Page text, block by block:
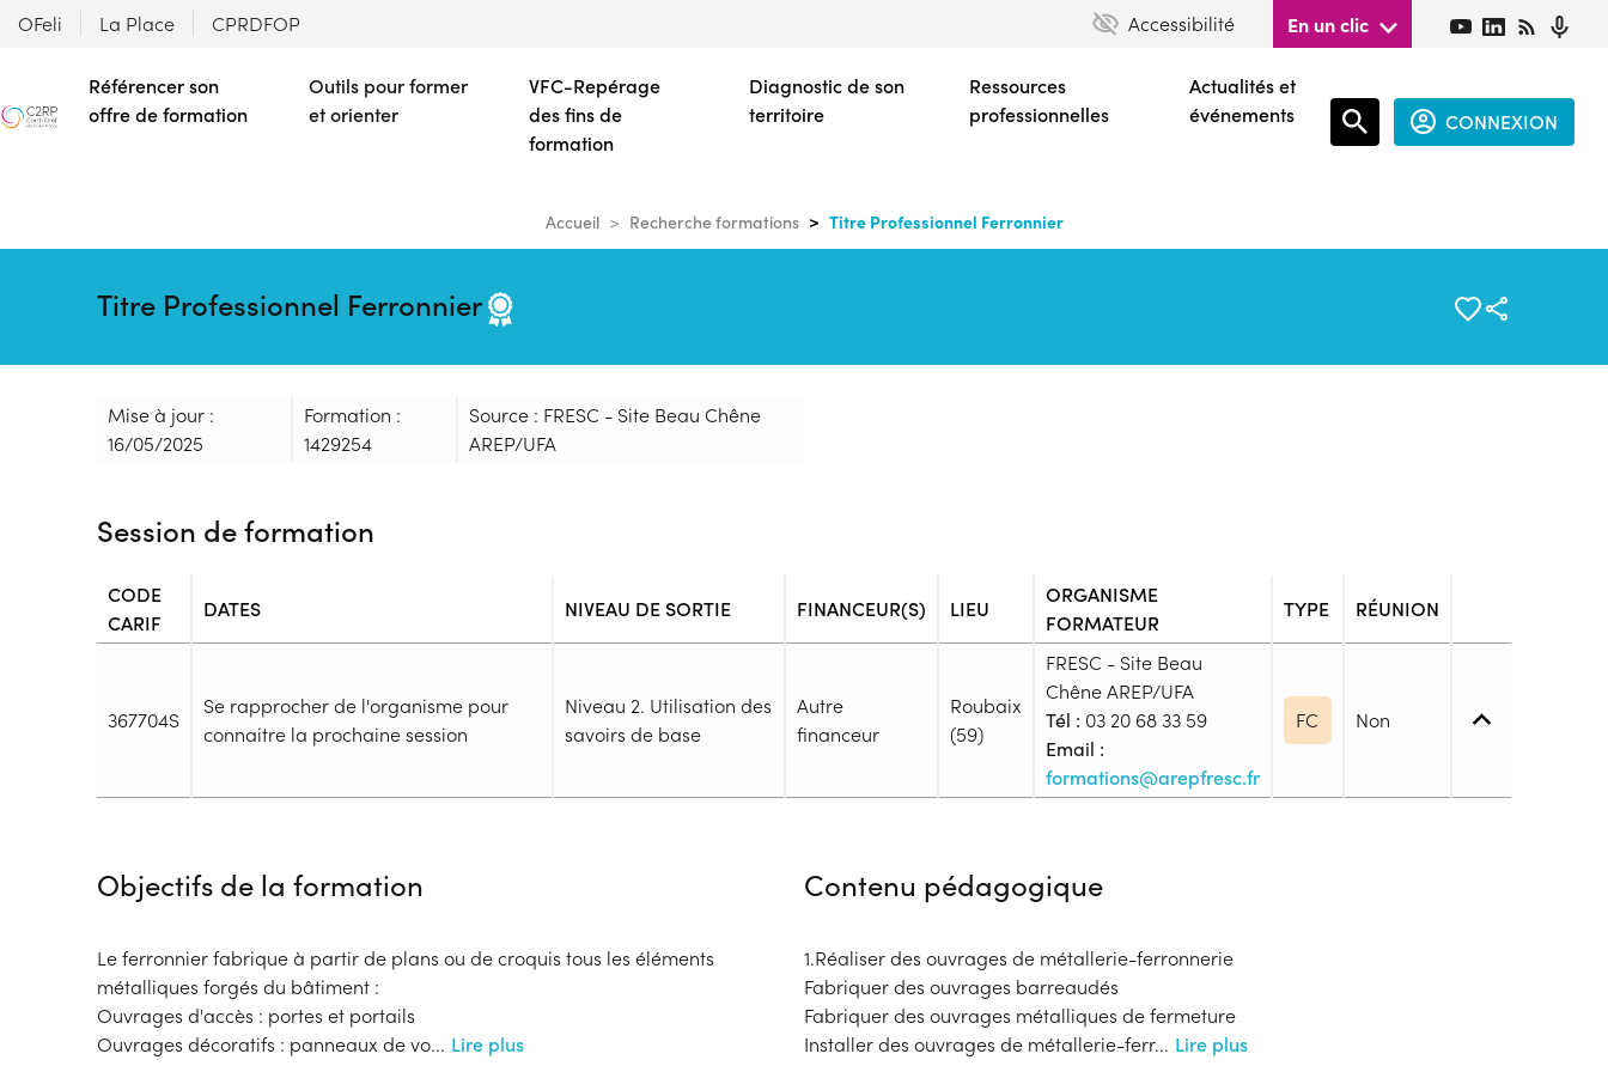
contenu
principal
OFeli La Place CPRDFOP Accessibilité En un clic
Référencer son
offre de formation
Outils pour former
et orienter
VFC-Repérage
des fins de
formation
Diagnostic de son
territoire
Ressources
professionnelles
Actualités et
événements
CONNEXION
Accueil Recherche formations Titre Professionnel Ferronnier
Titre Professionnel Ferronnier
Mise à jour :
16/05/2025
Formation :
1429254
Source : FRESC - Site Beau Chêne
AREP/UFA
Session de formation
CODE
CARIF
DATES NIVEAU DE SORTIE FINANCEUR(S) LIEU
ORGANISME
FORMATEUR
TYPE RÉUNION
367704S
Se rapprocher de l'organisme pour
connaitre la prochaine session
Niveau 2. Utilisation des
savoirs de base
Autre
financeur
Roubaix
(59)
FRESC - Site Beau
Chêne AREP/UFA
Tél : 03 20 68 33 59
Email :
formations@arepfresc.fr
FC Non
Durée en centre :740h
Rythme :
Temps plein
Type de parcours :Parcours individualisé
Prérequis :
En recherche d'emploi, Tout public
Réunions d'informations
Aucune information
Complément d'information
Objectifs de la formation
Le ferronnier fabrique à partir de plans ou de croquis tous les éléments
métalliques forgés du bâtiment :
Ouvrages d'accès : portes et portails
Ouvrages décoratifs : panneaux de vo... Lire plus
Contenu pédagogique
1.Réaliser des ouvrages de métallerie-ferronnerie
Fabriquer des ouvrages barreaudés
Fabriquer des ouvrages métalliques de fermeture
Installer des ouvrages de métallerie-ferr... Lire plus